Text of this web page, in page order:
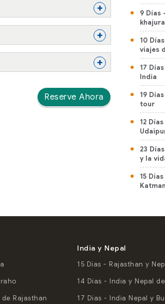
+
+
+
Reserve Ahora
9 Días-
10 Días
viajes
17 Días
India
19 Días
tour
12 Días
23 Días
y la
15 Días
20 Días
Rajasthan
India y Nepal
15 Días - Rajasthan y
14 Días - India y Nepal
17 Días - India Nepal y